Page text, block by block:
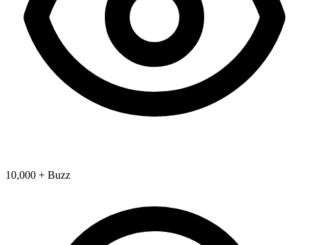
10,000 + Buzz